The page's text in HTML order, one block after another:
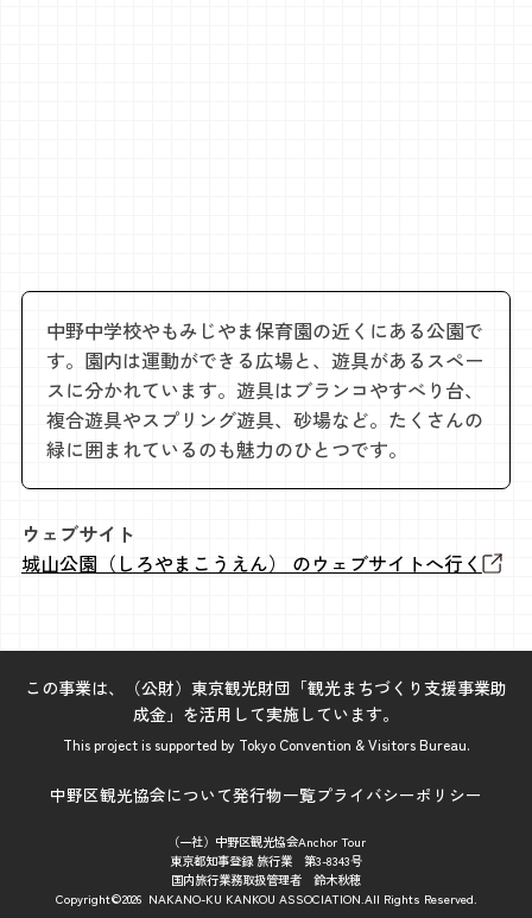
中野中学校やもみじやま保育園の近くにある公園で
す。園内は運動ができる広場と、遊具があるスペー
スに分かれています。遊具はブランコやすべり台、
複合遊具やスプリング遊具、砂場など。たくさんの
緑に囲まれているのも魅力のひとつです。
ウェブサイト
城山公園（しろやまこうえん） のウェブサイトへ行く
この事業は、（公財）東京観光財団「観光まちづくり支援事業助
成金」を活用して実施しています。
This project is supported by Tokyo Convention & Visitors Bureau.
中野区観光協会について発行物一覧プライバシーポリシー
（一社）中野区観光協会Anchor Tour
東京都知事登録 旅行業 第3-8343号
国内旅行業務取扱管理者 鈴木秋穂
Copyright©2026 NAKANO-KU KANKOU ASSOCIATION.All Rights Reserved.